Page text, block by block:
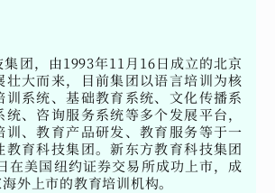
团，由1993年11月16日成立的北京
壮大而来，目前集团以语言培训为核
训系统、基础教育系统、文化传播系
、咨询服务系统等多个发展平台，
训、教育产品研发、教育服务等于一
教育科技集团。新东方教育科技集团
在美国纽约证券交易所成功上市，成
外上市的教育培训机构。